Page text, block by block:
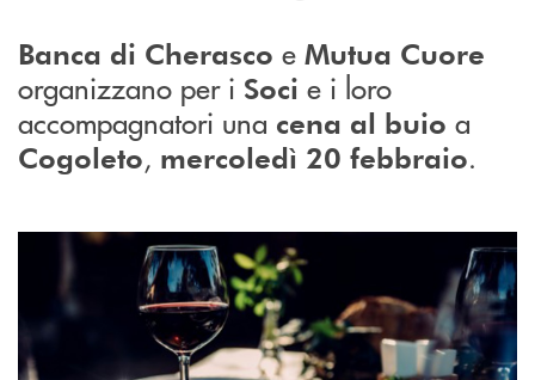
Banca di Cherasco e Mutua Cuore
organizzano per i Soci e i loro
accompagnatori una cena al buio a
Cogoleto, mercoledì 20 febbraio.